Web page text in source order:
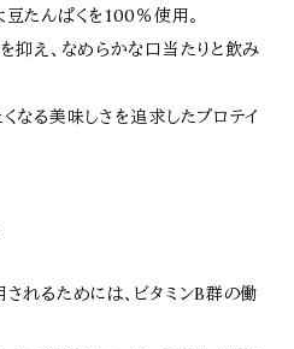
たんぱくを100％使用。
抑え、なめらかな口当たりと飲み
なる美味しさを追求したプロテイ
れるためには、ビタミンB群の働